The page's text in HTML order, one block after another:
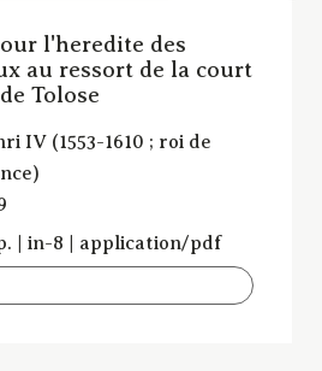
l'heredite des
au ressort de la court
Tolose
IV (1553-1610 ; roi de
| in-8 | application/pdf